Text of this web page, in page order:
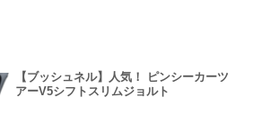
【ブッシュネル】人気！ ピンシーカーツ
アーV5シフトスリムジョルト